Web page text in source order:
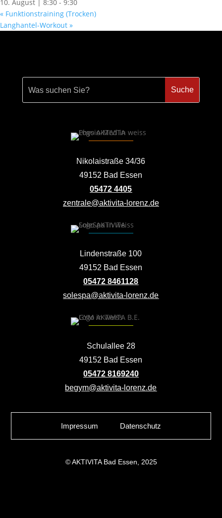
10. August | 8:30 - 9:30
« Funktionstraining (Trocken)
Langhantel-Workout »
Nikolaistraße 34/36
49152 Bad Essen
05472 4405
zentrale@aktivita-lorenz.de
Lindenstraße 100
49152 Bad Essen
05472 8461128
solespa@aktivita-lorenz.de
Schulallee 28
49152 Bad Essen
05472 8169240
begym@aktivita-lorenz.de
Impressum Datenschutz
© AKTIVITA Bad Essen, 2025